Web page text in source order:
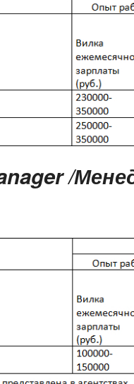
/